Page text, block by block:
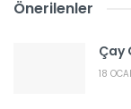
Önerilenler
Çay
18